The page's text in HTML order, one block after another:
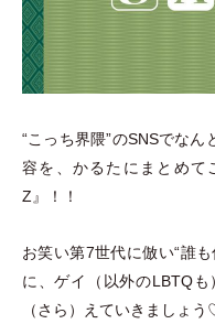
“こっち界隈”のSNSでな
容を、かるたにまとめて
Z』！！
お笑い第7世代に倣い“誰
に、ゲイ
（ 以外のLBTQも
（さら ） えていきましょ